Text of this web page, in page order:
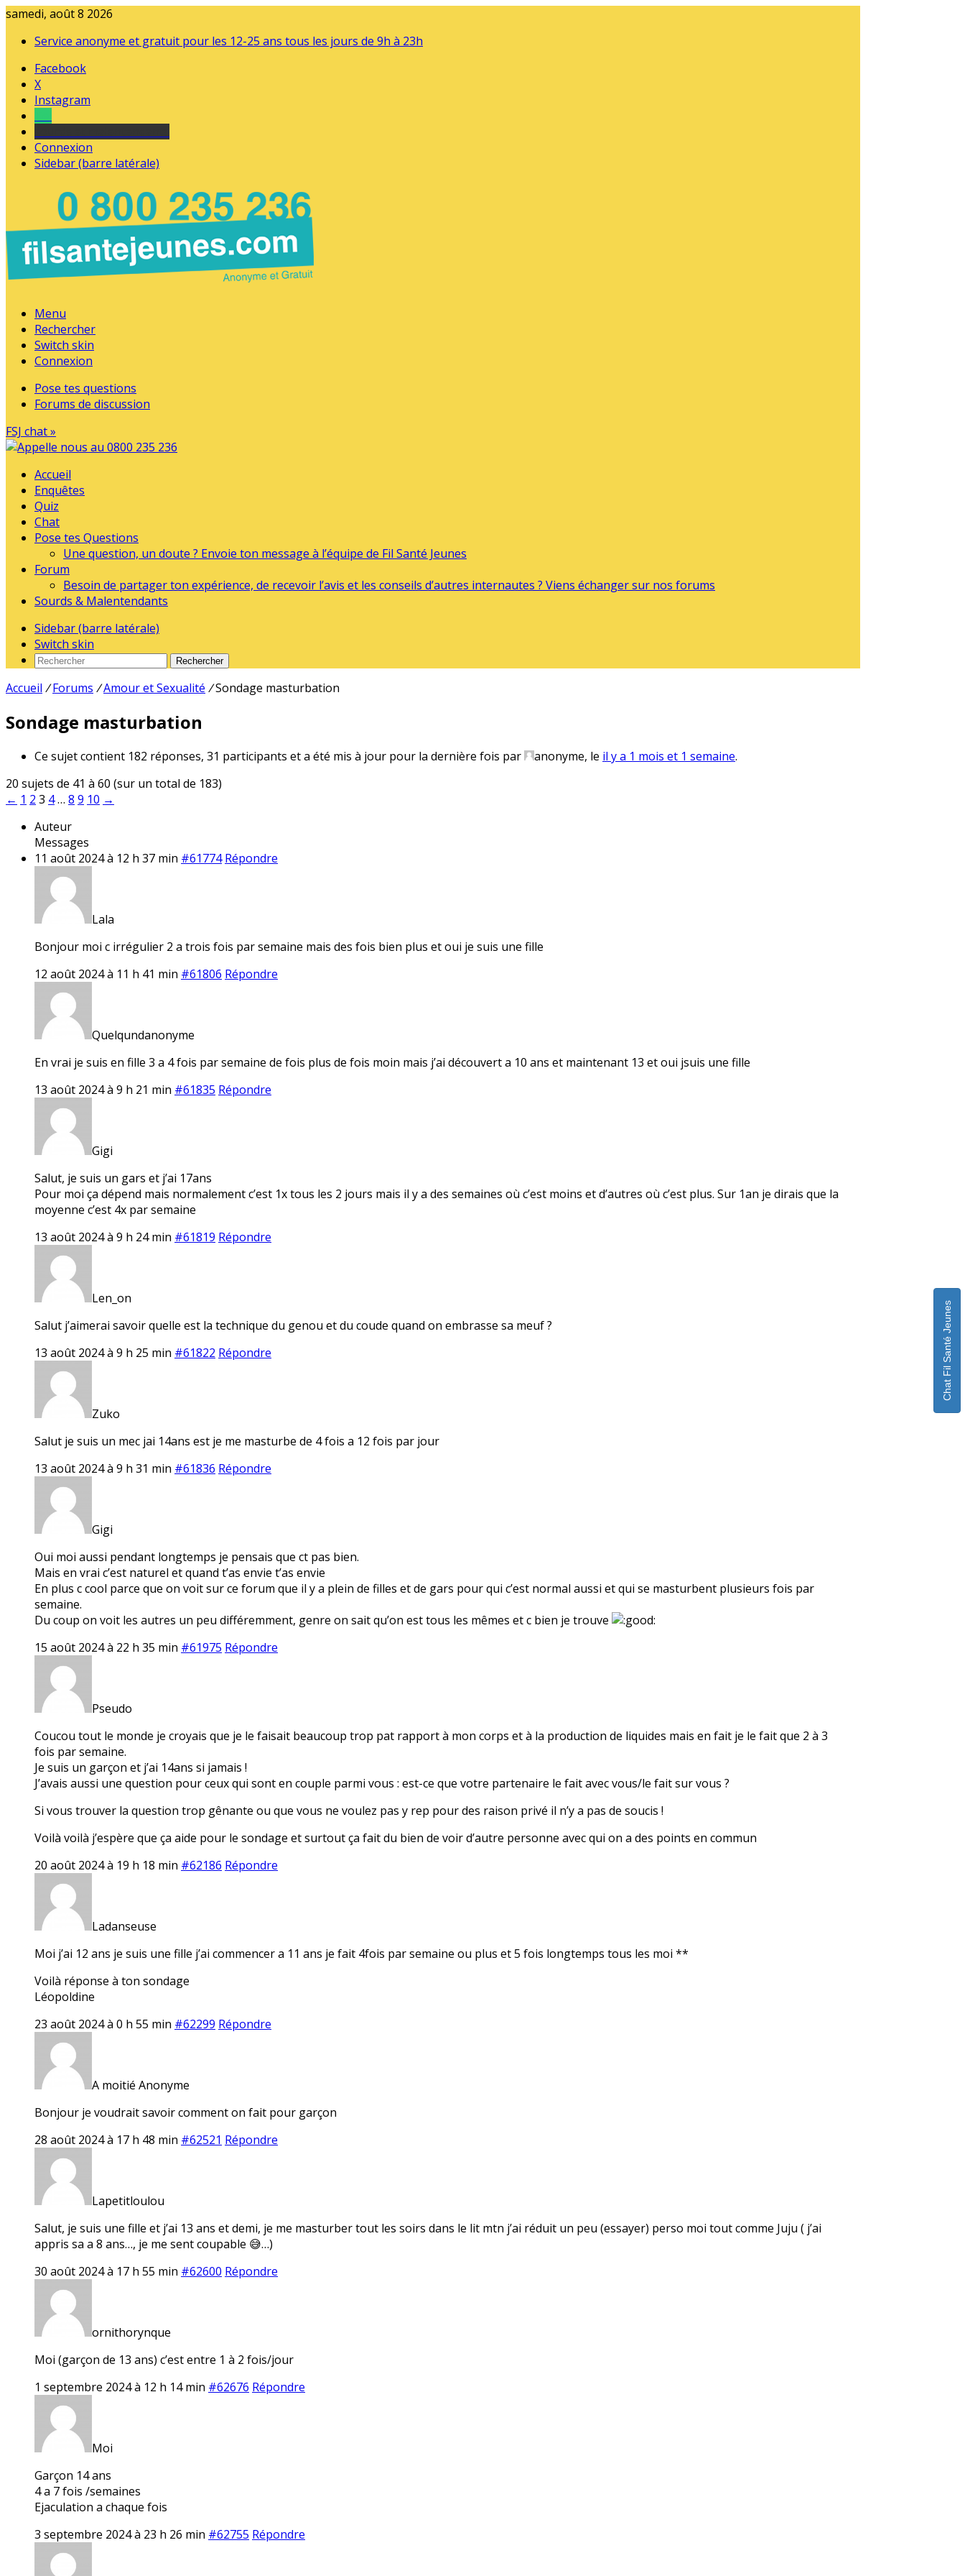
samedi, août 8 2026
Service anonyme et gratuit pour les 12-25 ans tous les jours de 9h à 23h
Facebook
X
Instagram
Connexion
Sidebar (barre latérale)
Menu
Rechercher
Switch skin
Connexion
Pose tes questions
Forums de discussion
FSJ chat »
Accueil
Enquêtes
Quiz
Chat
Pose tes Questions
Une question, un doute ? Envoie ton message à l’équipe de Fil Santé Jeunes
Forum
Besoin de partager ton expérience, de recevoir l’avis et les conseils d’autres internautes ? Viens échanger sur nos forums
Sourds & Malentendants
Sidebar (barre latérale)
Switch skin
Rechercher
Accueil / Forums /Amour et Sexualité /Sondage masturbation
Sondage masturbation
Ce sujet contient 182 réponses, 31 participants et a été mis à jour pour la dernière fois par anonyme, le il y a 1 mois et 1 semaine.
20 sujets de 41 à 60 (sur un total de 183)
← 1 2 3 4… 8 9 10 →
Auteur
Messages
11 août 2024 à 12 h 37 min #61774 Répondre
Lala
Bonjour moi c irrégulier 2 a trois fois par semaine mais des fois bien plus et oui je suis une fille
12 août 2024 à 11 h 41 min #61806 Répondre
Quelqundanonyme
En vrai je suis en fille 3 a 4 fois par semaine de fois plus de fois moin mais j’ai découvert a 10 ans et maintenant 13 et oui jsuis une fille
13 août 2024 à 9 h 21 min #61835 Répondre
Gigi
Salut, je suis un gars et j’ai 17ans
Pour moi ça dépend mais normalement c’est 1x tous les 2 jours mais il y a des semaines où c’est moins et d’autres où c’est plus. Sur 1an je dirais que la
moyenne c’est 4x par semaine
13 août 2024 à 9 h 24 min #61819 Répondre
Len_on
Salut j’aimerai savoir quelle est la technique du genou et du coude quand on embrasse sa meuf ?
13 août 2024 à 9 h 25 min #61822 Répondre
Zuko
Salut je suis un mec jai 14ans est je me masturbe de 4 fois a 12 fois par jour
13 août 2024 à 9 h 31 min #61836 Répondre
Gigi
Oui moi aussi pendant longtemps je pensais que ct pas bien.
Mais en vrai c’est naturel et quand t’as envie t’as envie
En plus c cool parce que on voit sur ce forum que il y a plein de filles et de gars pour qui c’est normal aussi et qui se masturbent plusieurs fois par
semaine.
Du coup on voit les autres un peu différemment, genre on sait qu’on est tous les mêmes et c bien je trouve
15 août 2024 à 22 h 35 min #61975 Répondre
Pseudo
Coucou tout le monde je croyais que je le faisait beaucoup trop pat rapport à mon corps et à la production de liquides mais en fait je le fait que 2 à 3
fois par semaine.
Je suis un garçon et j’ai 14ans si jamais !
J’avais aussi une question pour ceux qui sont en couple parmi vous : est-ce que votre partenaire le fait avec vous/le fait sur vous ?
Si vous trouver la question trop gênante ou que vous ne voulez pas y rep pour des raison privé il n’y a pas de soucis !
Voilà voilà j’espère que ça aide pour le sondage et surtout ça fait du bien de voir d’autre personne avec qui on a des points en commun
20 août 2024 à 19 h 18 min #62186 Répondre
Ladanseuse
Moi j’ai 12 ans je suis une fille j’ai commencer a 11 ans je fait 4fois par semaine ou plus et 5 fois longtemps tous les moi **
Voilà réponse à ton sondage
Léopoldine
23 août 2024 à 0 h 55 min #62299 Répondre
A moitié Anonyme
Bonjour je voudrait savoir comment on fait pour garçon
28 août 2024 à 17 h 48 min #62521 Répondre
Lapetitloulou
Salut, je suis une fille et j’ai 13 ans et demi, je me masturber tout les soirs dans le lit mtn j’ai réduit un peu (essayer) perso moi tout comme Juju ( j’ai
appris sa a 8 ans…, je me sent coupable 😅…)
30 août 2024 à 17 h 55 min #62600 Répondre
ornithorynque
Moi (garçon de 13 ans) c’est entre 1 à 2 fois/jour
1 septembre 2024 à 12 h 14 min #62676 Répondre
Moi
Garçon 14 ans
4 a 7 fois /semaines
Ejaculation a chaque fois
3 septembre 2024 à 23 h 26 min #62755 Répondre
Chat Fil Santé Jeunes